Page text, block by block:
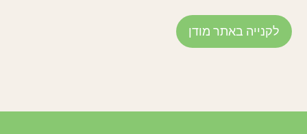
לקנייה באתר מודן